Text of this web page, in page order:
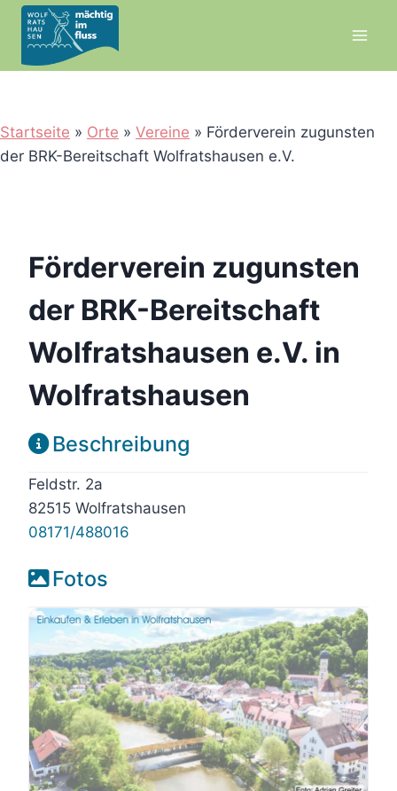
Zum
Inhalt
springen
Startseite » Orte » Vereine » Förderverein zugunsten
der BRK-Bereitschaft Wolfratshausen e.V.
Förderverein zugunsten
der BRK-Bereitschaft
Wolfratshausen e.V. in
Wolfratshausen
Beschreibung
Feldstr. 2a
82515 Wolfratshausen
08171/488016
Fotos